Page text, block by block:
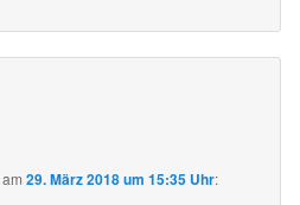
am29. März 2018 um 15:35 Uhr: